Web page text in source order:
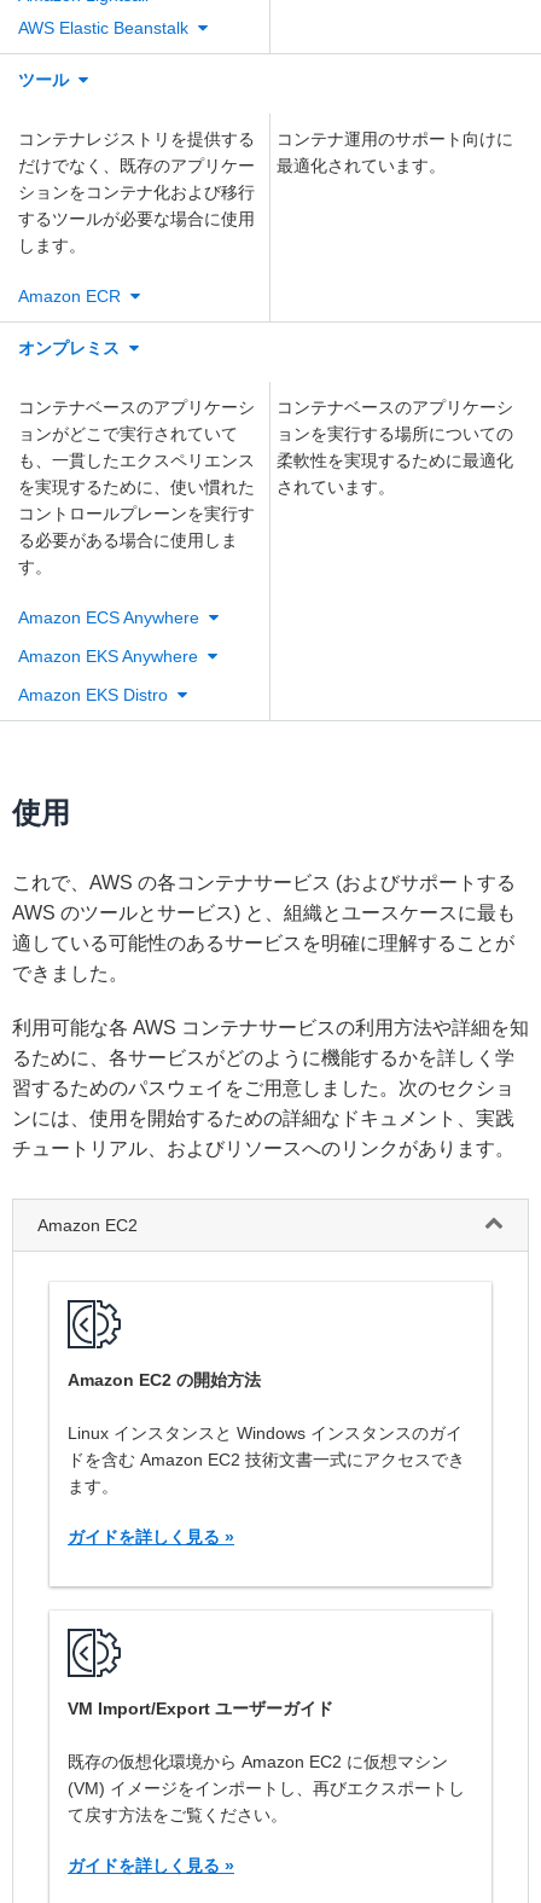
AWS Elastic Beanstalk
ツール
コンテナレジストリを提供する
だけでなく、既存のアプリケー
ションをコンテナ化および移行
するツールが必要な場合に使用
します。
コンテナ運用のサポート向けに
最適化されています。
Amazon ECR
オンプレミス
コンテナベースのアプリケーシ
ョンがどこで実行されていて
も、一貫したエクスペリエンス
を実現するために、使い慣れた
コントロールプレーンを実行す
る必要がある場合に使用しま
す。
コンテナベースのアプリケーシ
ョンを実行する場所についての
柔軟性を実現するために最適化
されています。
Amazon ECS Anywhere
Amazon EKS Anywhere
Amazon EKS Distro
使用
これで、AWS の各コンテナサービス (およびサポートする
AWS のツールとサービス) と、組織とユースケースに最も
適している可能性のあるサービスを明確に理解することが
できました。
利用可能な各 AWS コンテナサービスの利用方法や詳細を知
るために、各サービスがどのように機能するかを詳しく学
習するためのパスウェイをご用意しました。次のセクショ
ンには、使用を開始するための詳細なドキュメント、実践
チュートリアル、およびリソースへのリンクがあります。
Amazon EC2
Amazon EC2 の開始方法
Linux インスタンスと Windows インスタンスのガイ
ドを含む Amazon EC2 技術文書一式にアクセスでき
ます。
ガイドを詳しく見る »
VM Import/Export ユーザーガイド
既存の仮想化環境から Amazon EC2 に仮想マシン
(VM) イメージをインポートし、再びエクスポートし
て戻す方法をご覧ください。
ガイドを詳しく見る »